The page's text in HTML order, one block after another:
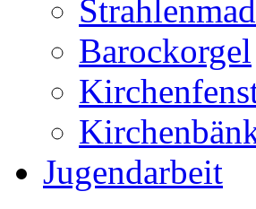
Barockorgel
Jugendarbeit